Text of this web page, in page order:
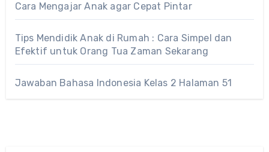
Cara Mengajar Anak agar Cepat Pintar
Tips Mendidik Anak di Rumah : Cara Simpel dan
Efektif untuk Orang Tua Zaman Sekarang
Jawaban Bahasa Indonesia Kelas 2 Halaman 51